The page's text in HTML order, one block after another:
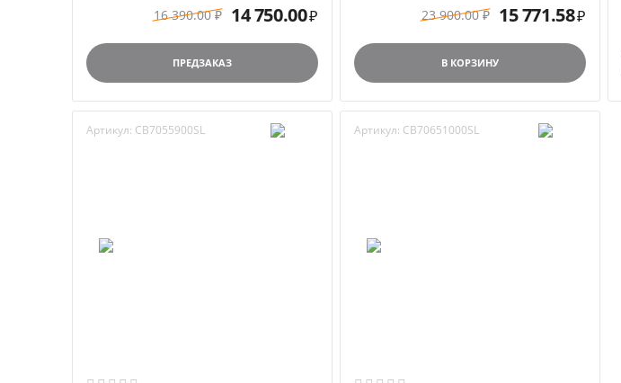
16 390.00 ₽ 14 750.00₽
ПРЕДЗАКАЗ
23 900.00 ₽ 15 771.58₽
В КОРЗИНУ
Артикул: CB7055900SL Артикул: CB70651000SL